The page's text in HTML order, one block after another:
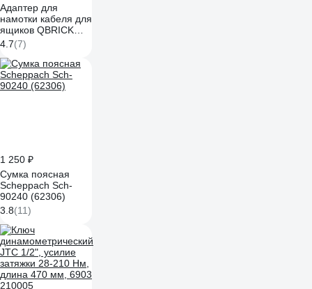
Адаптер для
намотки кабеля для
ящиков QBRICK
Cable Winder Set
2651-54
4.7(7)
1 250 ₽
Сумка поясная
Scheppach Sch-
90240 (62306)
3.8(11)